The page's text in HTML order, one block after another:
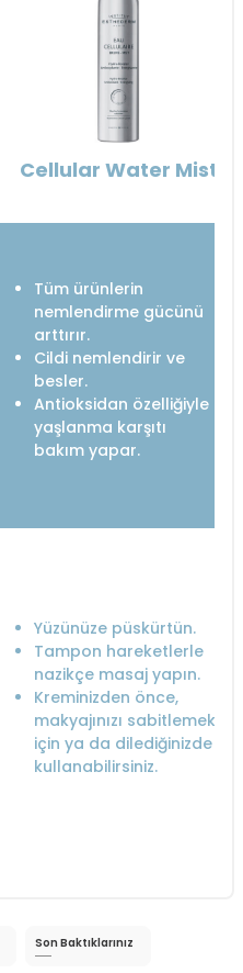
Cellular Water Mist
Tüm ürünlerin
nemlendirme gücünü
arttırır.
Cildi nemlendirir ve
besler.
Antioksidan özelliğiyle
yaşlanma karşıtı
bakım yapar.
Yüzünüze püskürtün.
Tampon hareketlerle
nazikçe masaj yapın.
Kreminizden önce,
makyajınızı sabitlemek
için ya da dilediğinizde
kullanabilirsiniz.
Son Baktıklarınız